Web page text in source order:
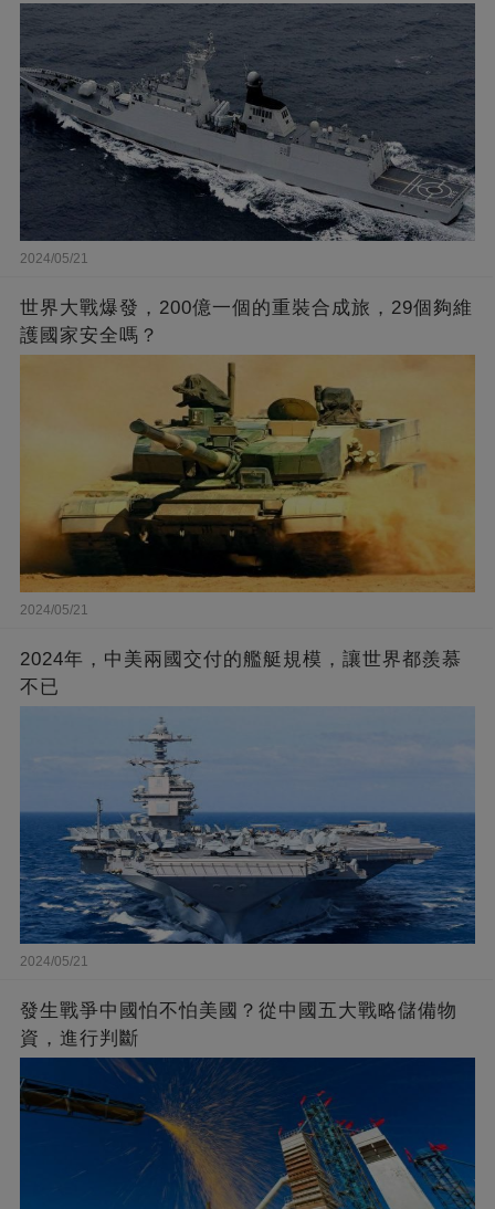
2024/05/21
世界大戰爆發，200億一個的重裝合成旅，29個夠維
護國家安全嗎？
2024/05/21
2024年，中美兩國交付的艦艇規模，讓世界都羨慕
不已
2024/05/21
發生戰爭中國怕不怕美國？從中國五大戰略儲備物
資，進行判斷